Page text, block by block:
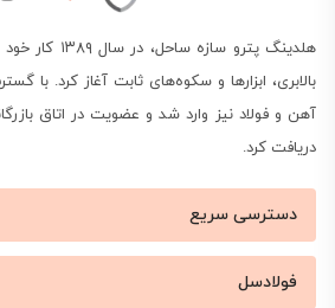
هلدینگ پترو
بالابری، ابزارها و سکوه‌های ثابت آغاز کرد. با
آهن و فولاد نیز وارد شد و عضویت در اتاق
دریافت کرد.
دسترسی سریع
فولادسل